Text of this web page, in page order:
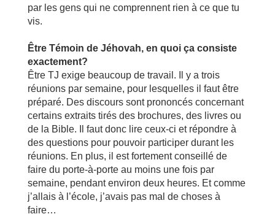
par les gens qui ne comprennent rien à ce que tu
vis.
Être Témoin de Jéhovah, en quoi ça consiste
exactement?
Être TJ exige beaucoup de travail. Il y a trois
réunions par semaine, pour lesquelles il faut être
préparé. Des discours sont prononcés concernant
certains extraits tirés des brochures, des livres ou
de la Bible. Il faut donc lire ceux-ci et répondre à
des questions pour pouvoir participer durant les
réunions. En plus, il est fortement conseillé de
faire du porte-à-porte au moins une fois par
semaine, pendant environ deux heures. Et comme
j’allais à l’école, j’avais pas mal de choses à
faire…